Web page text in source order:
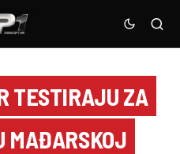
TESTIRAJU ZA
MAĐARSKOJ